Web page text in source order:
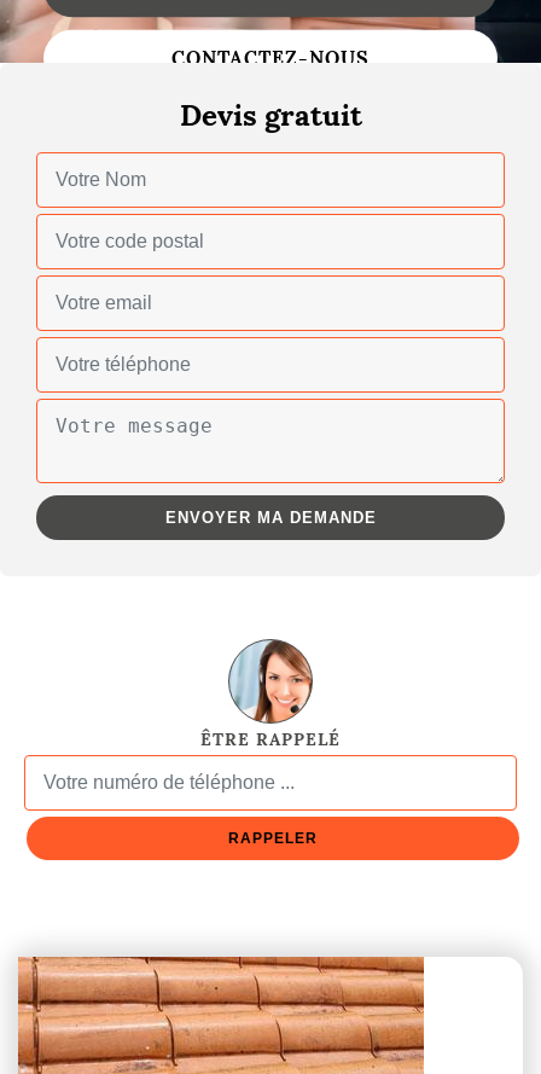
Changement de toiture
Gouttières
Réparation de toiture
CONTACTEZ-NOUS
Devis gratuit
ÊTRE RAPPELÉ